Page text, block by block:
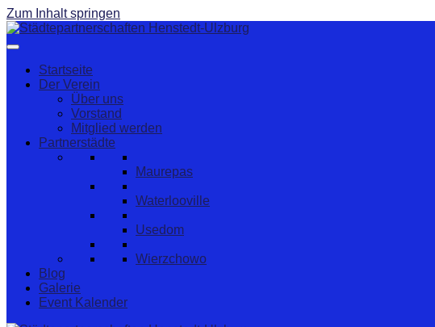
Zum Inhalt springen
Startseite
Der Verein
Über uns
Vorstand
Mitglied werden
Partnerstädte
Maurepas
Waterlooville
Usedom
Wierzchowo
Blog
Galerie
Event Kalender